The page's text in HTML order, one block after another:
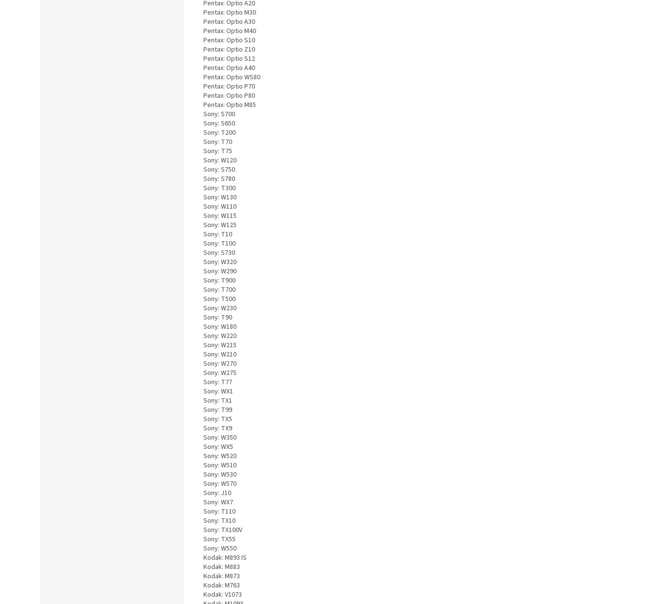
Pentax: Optio A20
Pentax: Optio M30
Pentax: Optio A30
Pentax: Optio M40
Pentax: Optio S10
Pentax: Optio Z10
Pentax: Optio S12
Pentax: Optio A40
Pentax: Optio WS80
Pentax: Optio P70
Pentax: Optio P80
Pentax: Optio M85
Sony: S700
Sony: S650
Sony: T200
Sony: T70
Sony: T75
Sony: W120
Sony: S750
Sony: S780
Sony: T300
Sony: W130
Sony: W110
Sony: W115
Sony: W125
Sony: T10
Sony: T100
Sony: S730
Sony: W320
Sony: W290
Sony: T900
Sony: T700
Sony: T500
Sony: W230
Sony: T90
Sony: W180
Sony: W220
Sony: W215
Sony: W210
Sony: W270
Sony: W275
Sony: T77
Sony: WX1
Sony: TX1
Sony: T99
Sony: TX5
Sony: TX9
Sony: W350
Sony: WX5
Sony: W520
Sony: W510
Sony: W530
Sony: W570
Sony: J10
Sony: WX7
Sony: T110
Sony: TX10
Sony: TX100V
Sony: TX55
Sony: W550
Kodak: M893 IS
Kodak: M883
Kodak: M873
Kodak: M763
Kodak: V1073